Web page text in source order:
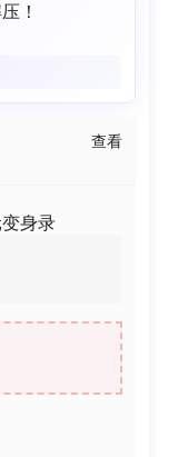
！
查看
身录